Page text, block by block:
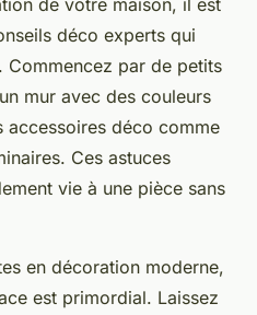
de votre maison, il est
déco experts qui
par de petits
mur avec des couleurs
accessoires déco comme
Ces astuces
vie à une pièce sans
en décoration moderne,
est primordial. Laissez